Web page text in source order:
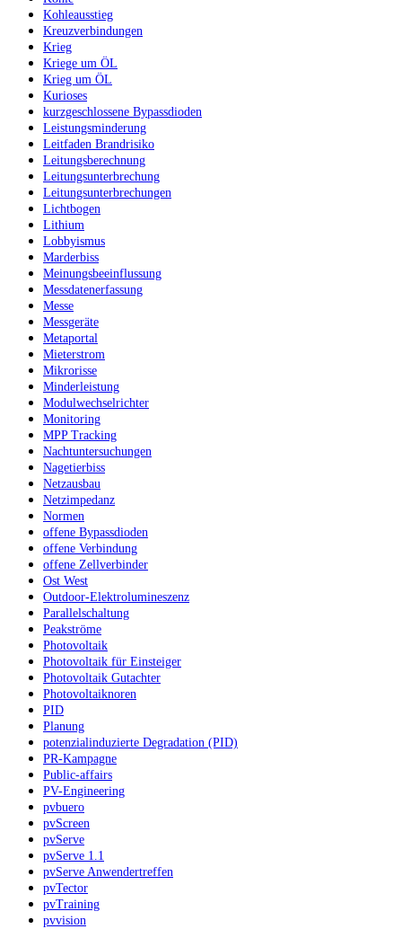
Kohleausstieg
Kreuzverbindungen
Krieg
Kriege um ÖL
Krieg um ÖL
Kurioses
kurzgeschlossene Bypassdioden
Leistungsminderung
Leitfaden Brandrisiko
Leitungsberechnung
Leitungsunterbrechung
Leitungsunterbrechungen
Lichtbogen
Lithium
Lobbyismus
Marderbiss
Meinungsbeeinflussung
Messdatenerfassung
Messe
Messgeräte
Metaportal
Mieterstrom
Mikrorisse
Minderleistung
Modulwechselrichter
Monitoring
MPP Tracking
Nachtuntersuchungen
Nagetierbiss
Netzausbau
Netzimpedanz
Normen
offene Bypassdioden
offene Verbindung
offene Zellverbinder
Ost West
Outdoor-Elektrolumineszenz
Parallelschaltung
Peakströme
Photovoltaik
Photovoltaik für Einsteiger
Photovoltaik Gutachter
Photovoltaiknoren
PID
Planung
potenzialinduzierte Degradation (PID)
PR-Kampagne
Public-affairs
PV-Engineering
pvbuero
pvScreen
pvServe
pvServe 1.1
pvServe Anwendertreffen
pvTector
pvTraining
pvvision